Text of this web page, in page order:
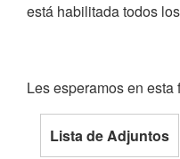
está habilitada todos
Les esperamos en esta
Lista de Adjuntos